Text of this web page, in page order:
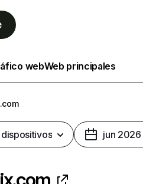
webWeb principales
jun 2026